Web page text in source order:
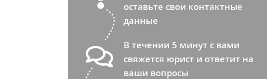
оставьте свои контактные
данные
В течении 5 минут с вами
свяжется юрист и ответит на
ваши вопросы